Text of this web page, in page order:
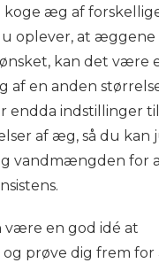
koge æg af
oplever, at æggene
kan det være
af en anden
endda indstillinger til
af æg, så du kan
vandmængden for
være en god idé at
prøve dig frem for